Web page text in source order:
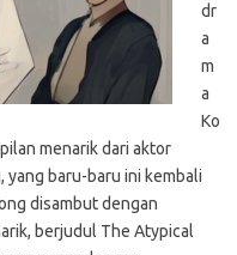
dr
a
m
a
Ko
menarik dari aktor
yang baru-baru ini kembali
disambut dengan
berjudul The Atypical